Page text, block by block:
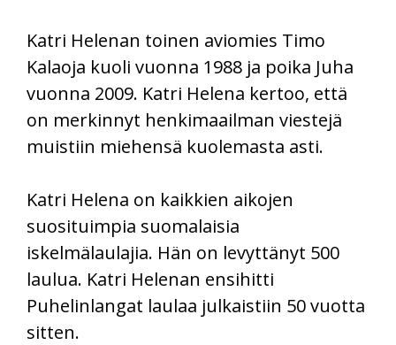
Katri Helenan toinen aviomies Timo
Kalaoja kuoli vuonna 1988 ja poika Juha
vuonna 2009. Katri Helena kertoo, että
on merkinnyt henkimaailman viestejä
muistiin miehensä kuolemasta asti.
Katri Helena on kaikkien aikojen
suosituimpia suomalaisia
iskelmälaulajia. Hän on levyttänyt 500
laulua. Katri Helenan ensihitti
Puhelinlangat laulaa julkaistiin 50 vuotta
sitten.